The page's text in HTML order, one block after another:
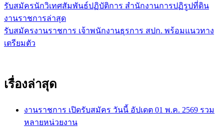
แนะแนว
เรื่อง
รับสมัครนักวิเทศสัมพันธ์ปฏิบัติการ สำนักงานการปฏิรูปที่ดิน
งานราชการล่าสุด
รับสมัครงานราชการ เจ้าพนักงานธุรการ สปก. พร้อมแนวทาง
เตรียมตัว
เรื่องล่าสุด
งานราชการ เปิดรับสมัคร วันนี้ อัปเดต 01 พ.ค. 2569 รวม
หลายหน่วยงาน